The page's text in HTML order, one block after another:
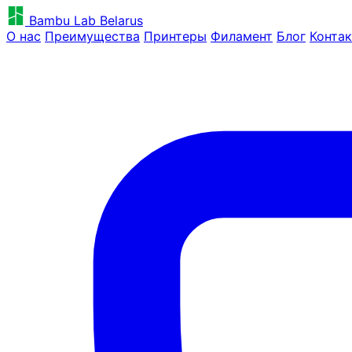
Bambu Lab Belarus
О нас Преимущества Принтеры Филамент Блог